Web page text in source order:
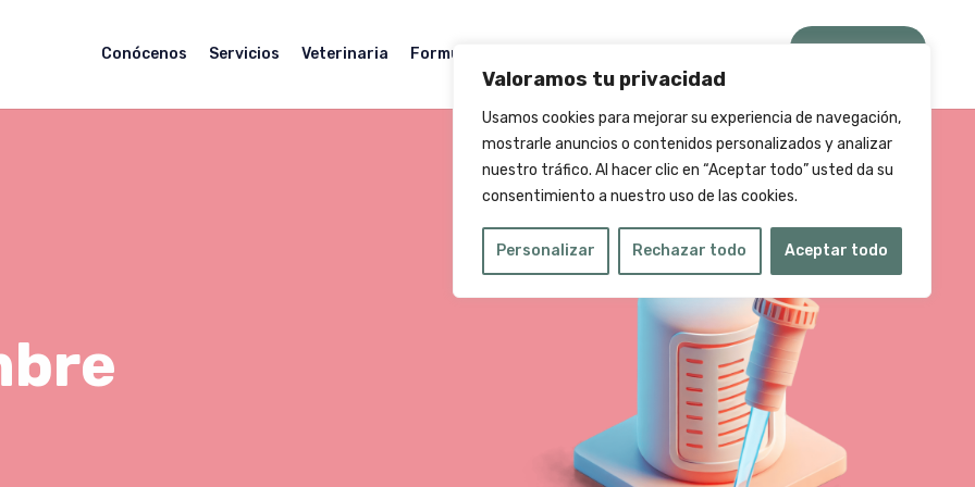
Valoramos tu privacidad
Usamos cookies para mejorar su experiencia de navegación,
mostrarle anuncios o contenidos personalizados y analizar
nuestro tráfico. Al hacer clic en “Aceptar todo” usted da su
consentimiento a nuestro uso de las cookies.
Personalizar Rechazar todo Aceptar todo
Conócenos Servicios Veterinaria Formulación Magistral